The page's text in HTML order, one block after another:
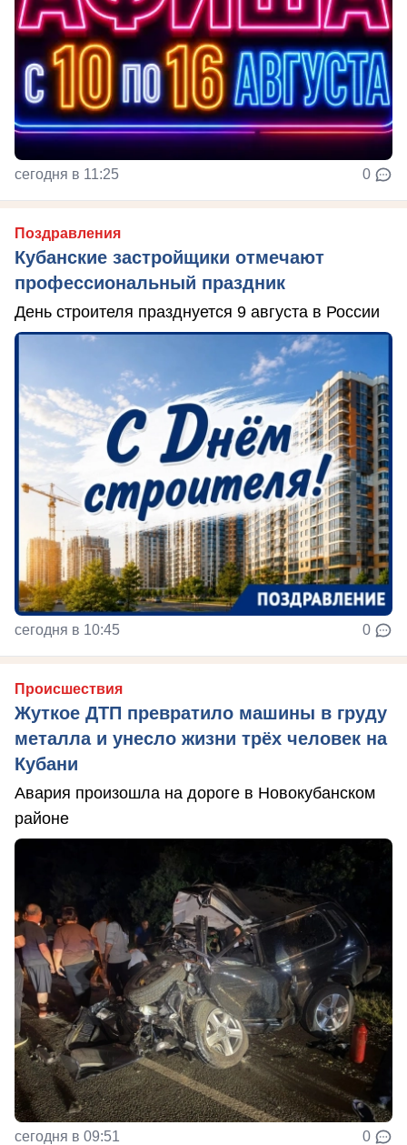
сегодня в 11:25 0
Поздравления
Кубанские застройщики отмечают
профессиональный праздник
День строителя празднуется 9 августа в России
сегодня в 10:45 0
Происшествия
Жуткое ДТП превратило машины в груду
металла и унесло жизни трёх человек на
Кубани
Авария произошла на дороге в Новокубанском
районе
сегодня в 09:51 0